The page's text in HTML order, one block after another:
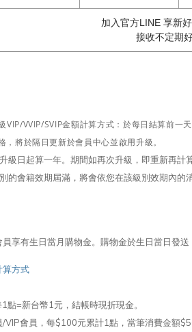
加入官方LINE 享新
接收不定期
VIP/VVIP/SVIP金額計算方式：於每日結算前一
，將於隔日更新於會員中心並啟用升級。
級日起算一年。期間如再次升級，即重新再計
的會籍效期屆滿，將會依您在該級別效期內的
享有生日當月購物金。購物金於生日當日發送
算方式
點=新台幣1元，結帳時現折現金。
/VIP會員，每$100元累計1點，當筆消費金額